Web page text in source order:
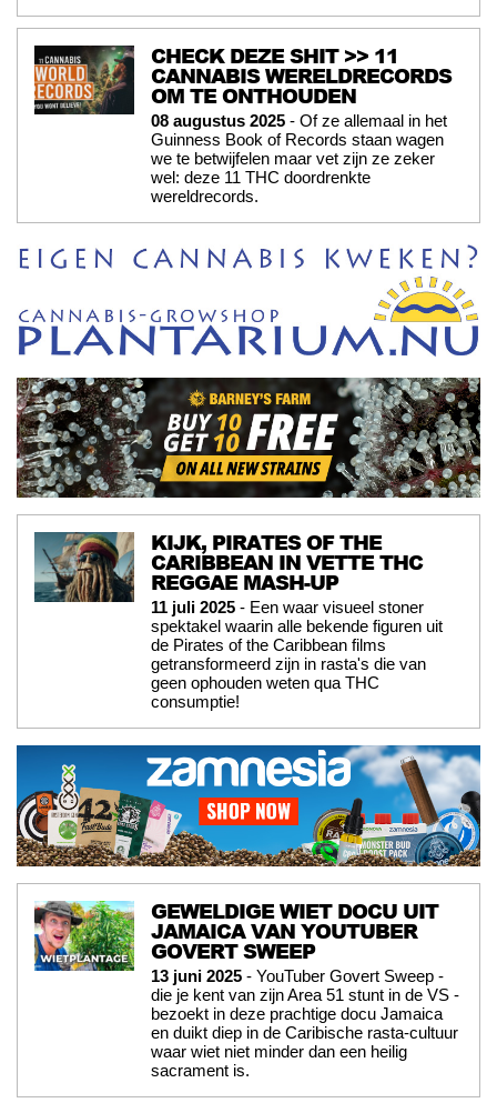
CHECK DEZE SHIT >> 11
CANNABIS WERELDRECORDS
OM TE ONTHOUDEN
08 augustus 2025 - Of ze allemaal in het
Guinness Book of Records staan wagen
we te betwijfelen maar vet zijn ze zeker
wel: deze 11 THC doordrenkte
wereldrecords.
KIJK, PIRATES OF THE
CARIBBEAN IN VETTE THC
REGGAE MASH-UP
11 juli 2025 - Een waar visueel stoner
spektakel waarin alle bekende figuren uit
de Pirates of the Caribbean films
getransformeerd zijn in rasta's die van
geen ophouden weten qua THC
consumptie!
GEWELDIGE WIET DOCU UIT
JAMAICA VAN YOUTUBER
GOVERT SWEEP
13 juni 2025 - YouTuber Govert Sweep -
die je kent van zijn Area 51 stunt in de VS -
bezoekt in deze prachtige docu Jamaica
en duikt diep in de Caribische rasta-cultuur
waar wiet niet minder dan een heilig
sacrament is.